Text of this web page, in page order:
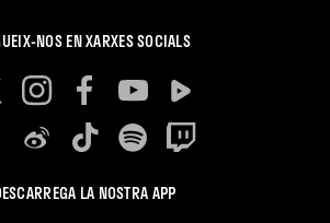
NOS EN XARXES SOCIALS
LA NOSTRA APP